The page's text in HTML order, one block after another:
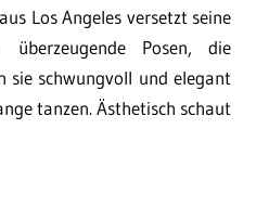
Los Angeles versetzt seine
Posen, die
sie schwungvoll und elegant
tanzen. Ästhetisch schaut